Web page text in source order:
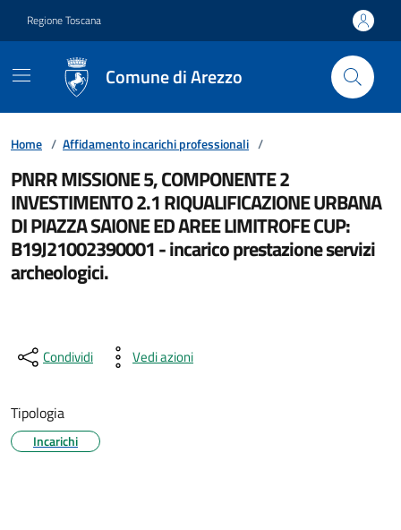
Regione Toscana
Comune di Arezzo
Home / Affidamento incarichi professionali /
PNRR MISSIONE 5, COMPONENTE 2
INVESTIMENTO 2.1 RIQUALIFICAZIONE URBANA
DI PIAZZA SAIONE ED AREE LIMITROFE CUP:
B19J21002390001 - incarico prestazione servizi
archeologici.
Condividi Vedi azioni
Tipologia
Incarichi